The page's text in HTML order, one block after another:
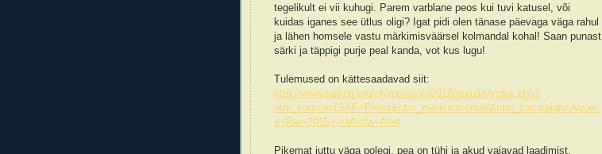
tegelikult ei vii kuhugi. Parem varblane peos kui tuvi katusel, või
kuidas iganes see ütlus oligi? Igat pidi olen tänase päevaga väga rahul
ja lähen homsele vastu märkimisväärsel kolmandal kohal! Saan punast
särki ja täppigi purje peal kanda, vot kus lugu!
Tulemused on kättesaadavad siit:
http://www.sailing.org/olympics/rio2016/results/index.php?
utm_source=ISAF+Press&utm_medium=email&utm_campaign=Aquec
e+Rio+2015+-+Media+Alert
Pikemat juttu väga polegi, pea on tühi ja akud vajavad laadimist,